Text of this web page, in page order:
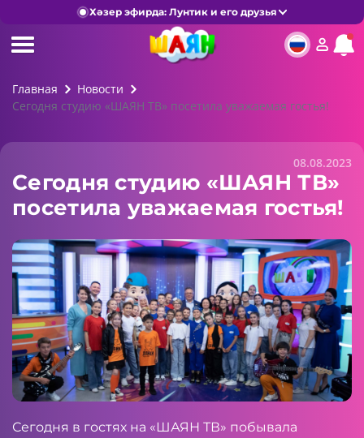
Хәзер эфирда: Лунтик и его друзья
Главная
Новости
Сегодня студию «ШАЯН ТВ» посетила уважаемая гостья!
08.08.2023
Сегодня студию «ШАЯН ТВ»
посетила уважаемая гостья!
Сегодня в гостях на «ШАЯН ТВ» побывала